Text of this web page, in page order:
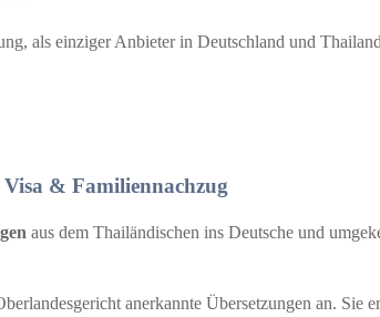
als einziger Anbieter in Deutschland und
& Familiennachzug
aus dem Thailändischen ins Deutsche und
anerkannte Übersetzungen an.